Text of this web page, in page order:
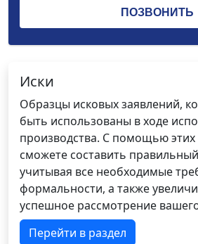
Иски
Образцы исковых заявлений,
быть использованы в ходе
производства. С помощью
сможете составить
учитывая все необходимые
формальности, а также
успешное рассмотрение
Перейти в раздел